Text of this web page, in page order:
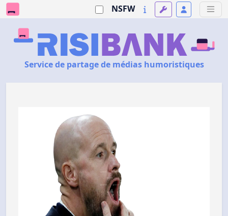
NSFW
Service de partage de médias humoristiques